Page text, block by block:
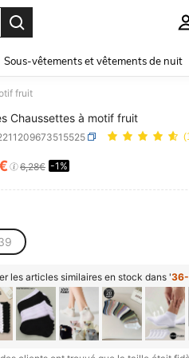
Sous-vêtements et vêtements de nuit
fruit
Chaussettes à motif fruit
AND
6,28€ -1%
les articles similaires en stock dans '